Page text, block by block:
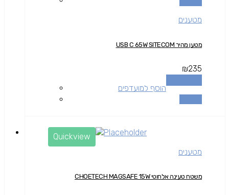
מטענים
מטען מהיר USB C 65W SITECOM
₪235
הוסף למועדפים
Quickview
מטענים
משטח טעינה אלחוטי CHOETECH MAGSAFE 15W